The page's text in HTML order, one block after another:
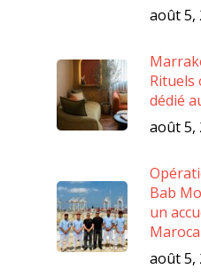
août 5,
Rituels
dédié
août 5,
Bab
un
août 5,